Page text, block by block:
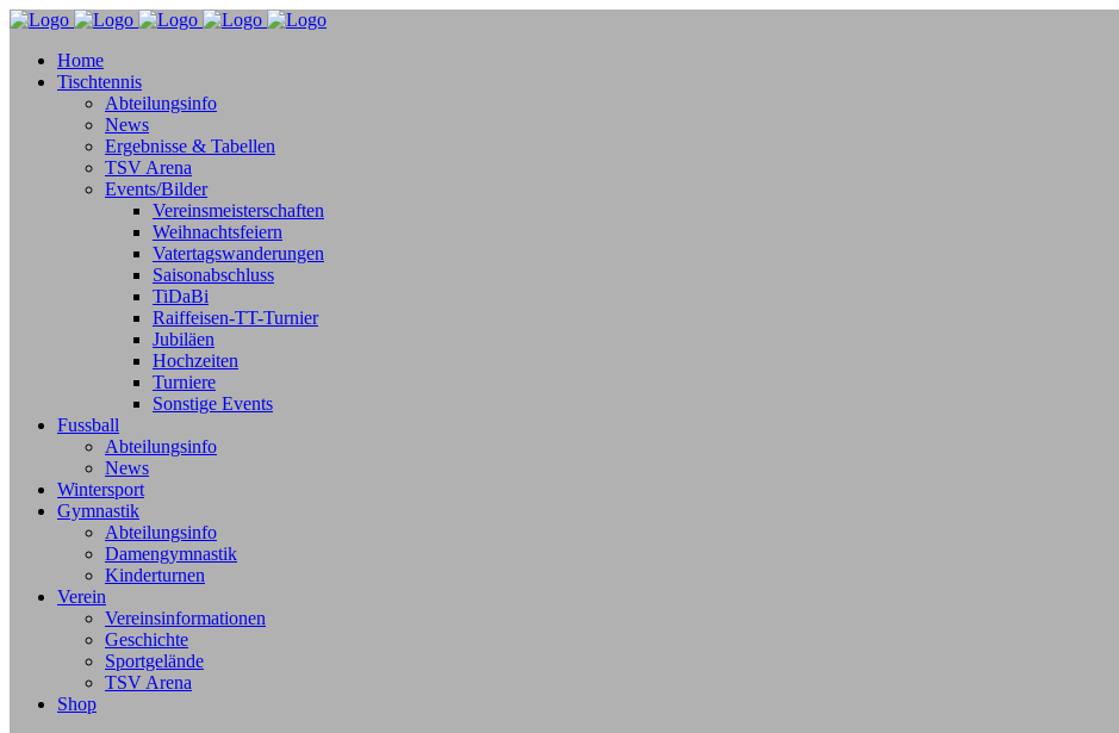
Home
Tischtennis
Abteilungsinfo
News
Ergebnisse & Tabellen
TSV Arena
Events/Bilder
Vereinsmeisterschaften
Weihnachtsfeiern
Vatertagswanderungen
Saisonabschluss
TiDaBi
Raiffeisen-TT-Turnier
Jubiläen
Hochzeiten
Turniere
Sonstige Events
Fussball
Abteilungsinfo
News
Wintersport
Gymnastik
Abteilungsinfo
Damengymnastik
Kinderturnen
Verein
Vereinsinformationen
Geschichte
Sportgelände
TSV Arena
Shop